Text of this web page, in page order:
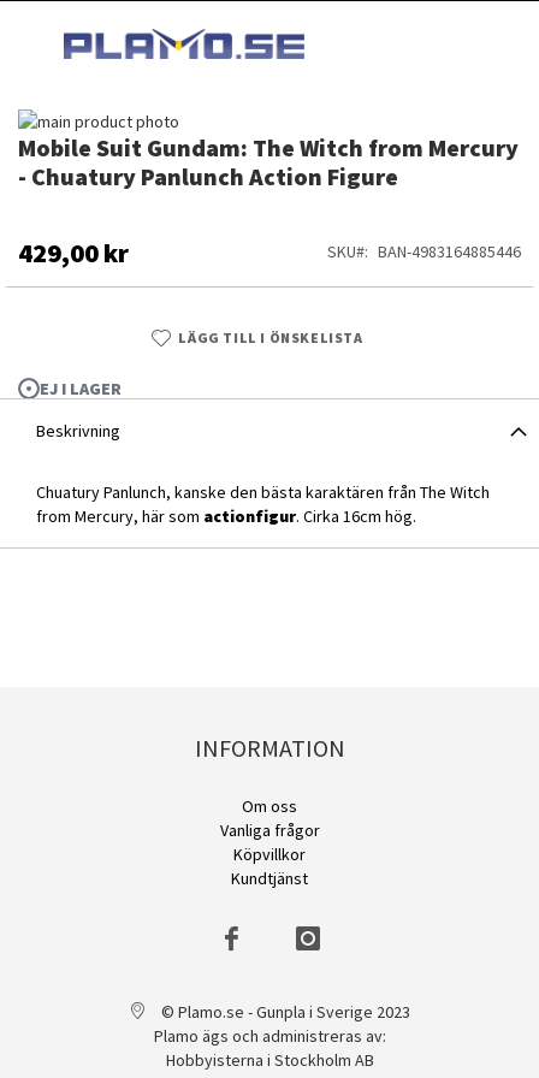
INNEHÅLLET
Mobile Suit Gundam: The Witch from Mercury
- Chuatury Panlunch Action Figure
429,00 kr SKU BAN-4983164885446
LÄGG TILL I ÖNSKELISTA
EJ I LAGER
Hoppa
till
slutet
Mobile Suit Gundam: The Witch from Mercury - Chuatury Panlunch
Action Figure
Hoppa
till
början
bildgalleriet
Beskrivning
Chuatury Panlunch, kanske den bästa karaktären från The Witch
from Mercury, här som actionfigur. Cirka 16cm hög.
INFORMATION
Om oss
Vanliga frågor
Köpvillkor
Kundtjänst
© Plamo.se - Gunpla i Sverige 2023
Plamo ägs och administreras av:
Hobbyisterna i Stockholm AB